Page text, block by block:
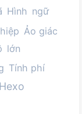
Hình ngữ
Ảo giác
lớn
Tính phí
Hexo